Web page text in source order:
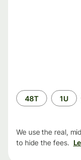
Time
period
48T 1U
We use the real,
to hide the fees.